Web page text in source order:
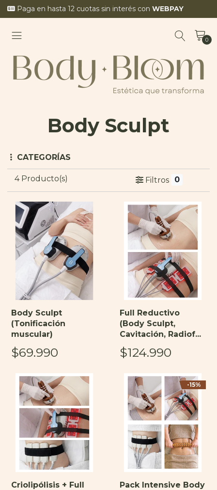
Paga en hasta 12 cuotas sin interés con WEBPAY
0
Body Sculpt
CATEGORÍAS
4 Producto(s) Filtros 0
Body Sculpt
(Tonificación
muscular)
$69.990
Full Reductivo
(Body Sculpt,
Cavitación, Radiof...
$124.990
Criolipólisis + Full
-15%
Pack Intensive Body